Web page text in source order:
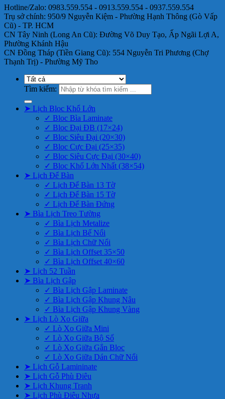
Hotline/Zalo: 0983.559.554 - 0913.559.554 - 0937.559.554
Trụ sở chính: 950/9 Nguyễn Kiệm - Phường Hạnh Thông (Gò Vấp
Cũ) - TP. HCM
CN Tây Ninh (Long An Cũ): Đường Võ Duy Tạo, Ấp Ngãi Lợi A,
Phường Khánh Hậu
CN Đồng Tháp (Tiền Giang Cũ): 554 Nguyễn Tri Phương (Chợ
Thạnh Trị) - Phường Mỹ Tho
Tìm kiếm:
➤ Lịch Bloc Khổ Lớn
✓ Bloc Bìa Laminate
✓ Bloc Đại ĐB (17×24)
✓ Bloc Siêu Đại (20×30)
✓ Bloc Cực Đại (25×35)
✓ Bloc Siêu Cực Đại (30×40)
✓ Bloc Khổ Lớn Nhất (38×54)
➤ Lịch Để Bàn
✓ Lịch Để Bàn 13 Tờ
✓ Lịch Để Bàn 15 Tờ
✓ Lịch Để Bàn Đứng
➤ Bìa Lịch Treo Tường
✓ Bìa Lịch Metalize
✓ Bìa Lịch Bế Nổi
✓ Bìa Lịch Chữ Nổi
✓ Bìa Lịch Offset 35×50
✓ Bìa Lịch Offset 40×60
➤ Lịch 52 Tuần
➤ Bìa Lịch Gập
✓ Bìa Lịch Gập Laminate
✓ Bìa Lịch Gập Khung Nâu
✓ Bìa Lịch Gập Khung Vàng
➤ Lịch Lò Xo Giữa
✓ Lò Xo Giữa Mini
✓ Lò Xo Giữa Bộ Số
✓ Lò Xo Giữa Gắn Bloc
✓ Lò Xo Giữa Dán Chữ Nổi
➤ Lịch Gỗ Lamininate
➤ Lịch Gỗ Phù Điêu
➤ Lịch Khung Tranh
➤ Lịch Phù Điêu Nhựa